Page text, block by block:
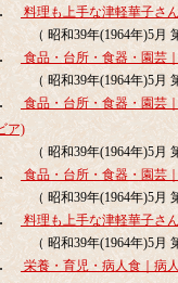
料理も上手な津軽華子さん
（ 昭和39年(1964年)5月
食品・台所・食器・園芸
（ 昭和39年(1964年)5月
食品・台所・食器・園芸
ア)
（ 昭和39年(1964年)5月
食品・台所・食器・園芸
（ 昭和39年(1964年)5月
料理も上手な津軽華子さ
（ 昭和39年(1964年)5月
栄養・育児・病人食｜病